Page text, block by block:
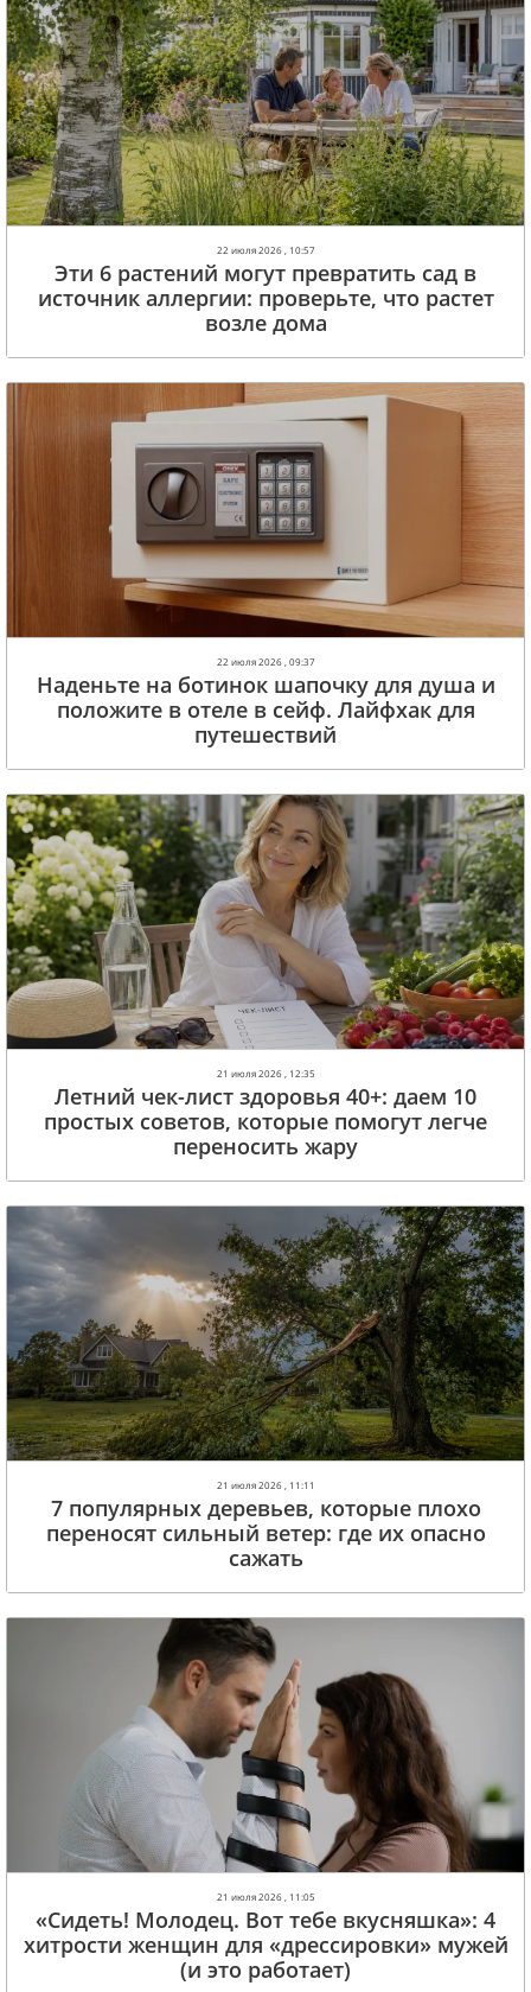
22 июля 2026 , 10:57
Эти 6 растений могут превратить сад в
источник аллергии: проверьте, что растет
возле дома
22 июля 2026 , 09:37
Наденьте на ботинок шапочку для душа и
положите в отеле в сейф. Лайфхак для
путешествий
21 июля 2026 , 12:35
Летний чек-лист здоровья 40+: даем 10
простых советов, которые помогут легче
переносить жару
21 июля 2026 , 11:11
7 популярных деревьев, которые плохо
переносят сильный ветер: где их опасно
сажать
21 июля 2026 , 11:05
«Сидеть! Молодец. Вот тебе вкусняшка»: 4
хитрости женщин для «дрессировки» мужей
(и это работает)